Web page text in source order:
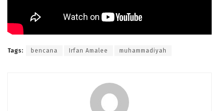
Tags: bencana Irfan Amalee muhammadiyah